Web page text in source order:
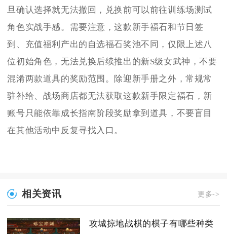
旦确认选择就无法撤回，兑换前可以前往训练场测试
角色实战手感。需要注意，这款新手福石和节日签
到、充值福利产出的自选福石奖池不同，仅限上述八
位初始角色，无法兑换后续推出的新S级女武神，不要
混淆两款道具的奖励范围。除迎新手册之外，常规常
驻补给、战场商店都无法获取这款新手限定福石，新
账号只能依靠成长指南阶段奖励拿到道具，不要盲目
在其他活动中反复寻找入口。
相关资讯 更多->
攻城掠地战棋的棋子有哪些种类